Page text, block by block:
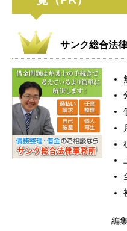
サンク総合法
編